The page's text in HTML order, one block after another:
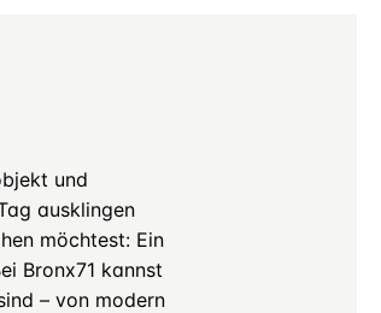
und
ausklingen
möchtest: Ein
Bronx71 kannst
– von modern